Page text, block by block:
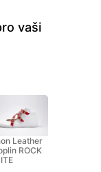
vaši
Leather
ROCK